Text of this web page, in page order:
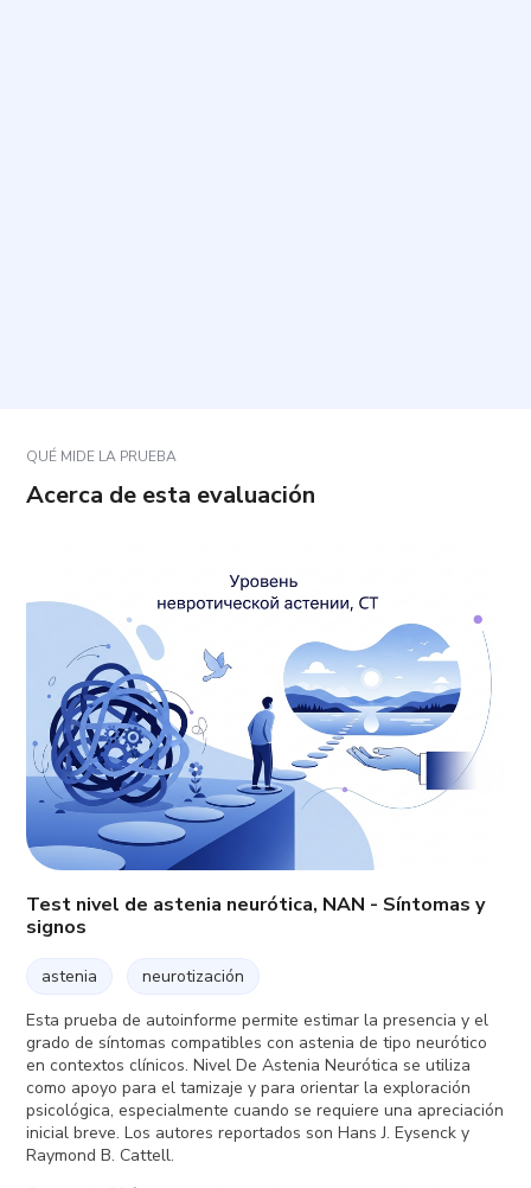
QUÉ MIDE LA PRUEBA
Acerca de esta evaluación
Test nivel de astenia neurótica, NAN - Síntomas y
signos
astenia
neurotización
Esta prueba de autoinforme permite estimar la presencia y el
grado de síntomas compatibles con astenia de tipo neurótico
en contextos clínicos. Nivel De Astenia Neurótica se utiliza
como apoyo para el tamizaje y para orientar la exploración
psicológica, especialmente cuando se requiere una apreciación
inicial breve. Los autores reportados son Hans J. Eysenck y
Raymond B. Cattell.